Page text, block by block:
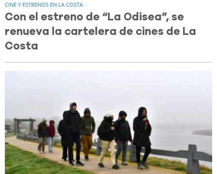
CINE Y ESTRENOS EN LA COSTA
Con el estreno de “La Odisea”, se
renueva la cartelera de cines de La
Costa